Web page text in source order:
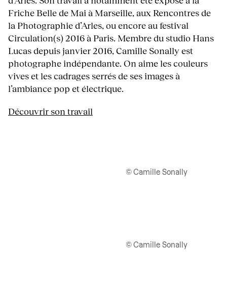
Friche Belle de Mai à Marseille, aux Rencontres de
la Photographie d’Arles, ou encore au festival
Circulation(s) 2016 à Paris. Membre du studio Hans
Lucas depuis janvier 2016, Camille Sonally est
photographe indépendante. On aime les couleurs
vives et les cadrages serrés de ses images à
l’ambiance pop et électrique.
Découvrir son travail
© Camille Sonally
© Camille Sonally